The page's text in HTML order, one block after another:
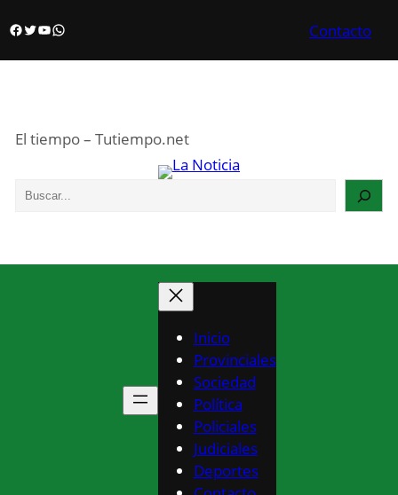
alFacebook
Twitter
YouTube
WhatsApp Contacto
El tiempo – Tutiempo.net
Inicio
Provinciales
Sociedad
Política
Policiales
Judiciales
Deportes